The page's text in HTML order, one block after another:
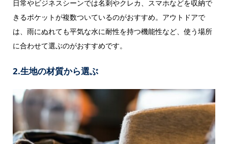
日常やビジネスシーンでは名刺やクレカ、スマホなどを収納で
きるポケットが複数ついているのがおすすめ。アウトドアで
は、雨にぬれても平気な水に耐性を持つ機能性など、使う場所
に合わせて選ぶのがおすすめです。
2.生地の材質から選ぶ